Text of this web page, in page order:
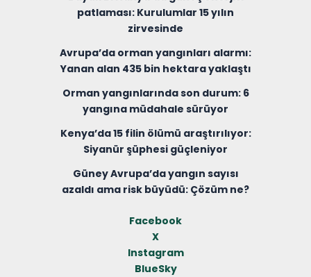
patlaması: Kurulumlar 15 yılın
zirvesinde
Avrupa’da orman yangınları alarmı:
Yanan alan 435 bin hektara yaklaştı
Orman yangınlarında son durum: 6
yangına müdahale sürüyor
Kenya’da 15 filin ölümü araştırılıyor:
Siyanür şüphesi güçleniyor
Güney Avrupa’da yangın sayısı
azaldı ama risk büyüdü: Çözüm ne?
Facebook
X
Instagram
BlueSky